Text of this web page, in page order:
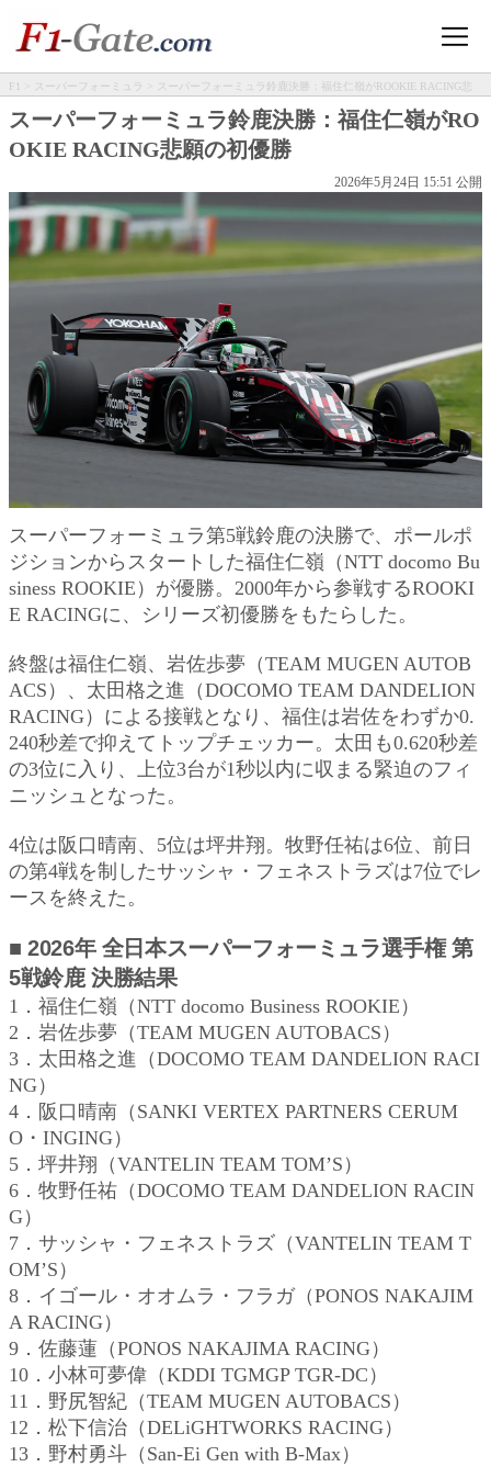
F1 > スーパーフォーミュラ
> スーパーフォーミュラ鈴鹿決勝：福住仁嶺がROOKIE RACING悲
願の初優勝
スーパーフォーミュラ鈴鹿決勝：福住仁嶺がRO
OKIE RACING悲願の初優勝
2026年5月24日 15:51 公開
スーパーフォーミュラ第5戦鈴鹿の決勝で、ポールポ
ジションからスタートした福住仁嶺（NTT docomo Bu
siness ROOKIE）が優勝。2000年から参戦するROOKI
E RACINGに、シリーズ初優勝をもたらした。
終盤は福住仁嶺、岩佐歩夢（TEAM MUGEN AUTOB
ACS）、太田格之進（DOCOMO TEAM DANDELION
RACING）による接戦となり、福住は岩佐をわずか0.
240秒差で抑えてトップチェッカー。太田も0.620秒差
の3位に入り、上位3台が1秒以内に収まる緊迫のフィ
ニッシュとなった。
4位は阪口晴南、5位は坪井翔。牧野任祐は6位、前日
の第4戦を制したサッシャ・フェネストラズは7位でレ
ースを終えた。
■ 2026年 全日本スーパーフォーミュラ選手権 第
5戦鈴鹿 決勝結果
1．福住仁嶺（NTT docomo Business ROOKIE）
2．岩佐歩夢（TEAM MUGEN AUTOBACS）
3．太田格之進（DOCOMO TEAM DANDELION RACI
NG）
4．阪口晴南（SANKI VERTEX PARTNERS CERUM
O・INGING）
5．坪井翔（VANTELIN TEAM TOM’S）
6．牧野任祐（DOCOMO TEAM DANDELION RACIN
G）
7．サッシャ・フェネストラズ（VANTELIN TEAM T
OM’S）
8．イゴール・オオムラ・フラガ（PONOS NAKAJIM
A RACING）
9．佐藤蓮（PONOS NAKAJIMA RACING）
10．小林可夢偉（KDDI TGMGP TGR-DC）
11．野尻智紀（TEAM MUGEN AUTOBACS）
12．松下信治（DELiGHTWORKS RACING）
13．野村勇斗（San-Ei Gen with B-Max）